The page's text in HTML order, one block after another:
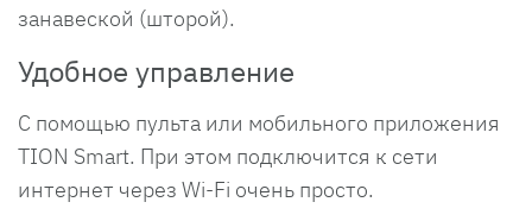
занавеской (шторой).
Удобное управление
С помощью пульта или мобильного приложения
TION Smart. При этом подключится к сети
интернет через Wi-Fi очень просто.